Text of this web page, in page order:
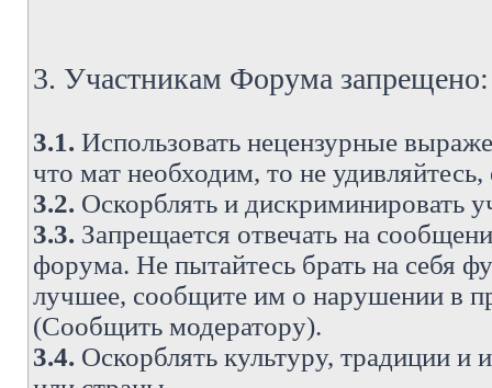
3. Участникам Форума запрещено:
3.1. Использовать нецензурные
что мат необходим, то не
3.2. Оскорблять и дискриминировать
3.3. Запрещается отвечать на
форума. Не пытайтесь брать на себя
лучшее, сообщите им о нарушении в
(Сообщить модератору).
3.4. Оскорблять культуру, традиции